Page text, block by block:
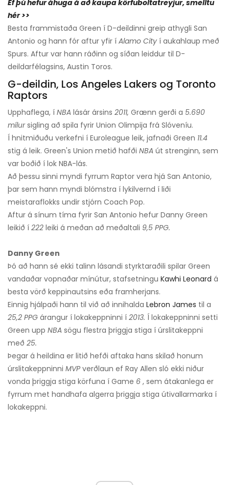
Ef þú hefur áhuga á að kaupa körfuboltatreyjur, smelltu
hér >>
Besta frammistaða Green í D-deildinni greip athygli San
Antonio og hann fór aftur yfir í Alamo City í aukahlaup með
Spurs. Aftur var hann ráðinn og síðan leiddur til D-
deildarfélagsins, Austin Toros.
G-deildin, Los Angeles Lakers og Toronto
Raptors
Upphaflega, í NBA lásár ársins 2011, Grænn gerði a 5.690
mílursigling að spila fyrir Union Olimpija frá Slóveníu.
Í hnitmiðuðu verkefni í Euroleague leik, jafnaði Green 11.4
stig á leik. Green's Union metið hafði NBA út strenginn, sem
var boðið í lok NBA-lás.
Að þessu sinni myndi fyrrum Raptor vera hjá San Antonio,
þar sem hann myndi blómstra í lykilvernd í liði
meistaraflokks undir stjórn Coach Pop.
Aftur á sínum tíma fyrir San Antonio hefur Danny Green
leikið í 222 leiki á meðan að meðaltali 9,5 PPG.
Danny Green
Þó að hann sé ekki talinn lásandi styrktaraðili spilar Green
vandaðar vopnaðar mínútur, stafsetningu Kawhi Leonard á
besta vörð keppinautsins eða framherjans.
Einnig hjálpaði hann til við að innihalda Lebron James til a
25,2 PPG árangur í lokakeppninni í 2013. Í lokakeppninni setti
Green upp NBA sögu flestra þriggja stiga í úrslitakeppni
með 25.
Þegar á heildina er litið hefði aftaka hans skilað honum
úrslitakeppninni MVP verðlaun ef Ray Allen sló ekki niður
vonda þriggja stiga körfuna í Game 6 , sem átakanlega er
fyrrum met handhafa algerra þriggja stiga útivallarmarka í
lokakeppni.